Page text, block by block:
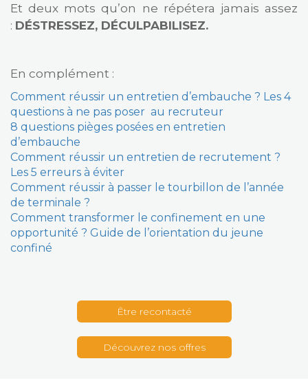
Et deux mots qu’on ne répétera jamais assez
: DÉSTRESSEZ, DÉCULPABILISEZ.
En complément :
Comment réussir un entretien d’embauche ? Les 4
questions à ne pas poser au recruteur
8 questions pièges posées en entretien
d’embauche
Comment réussir un entretien de recrutement ?
Les 5 erreurs à éviter
Comment réussir à passer le tourbillon de l’année
de terminale ?
Comment transformer le confinement en une
opportunité ? Guide de l’orientation du jeune
confiné
Être recontacté
Découvrez nos offres